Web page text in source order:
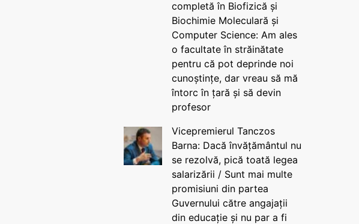
completă în Biofizică și
Biochimie Moleculară și
Computer Science: Am ales
o facultate în străinătate
pentru că pot deprinde noi
cunoștințe, dar vreau să mă
întorc în țară și să devin
profesor
Vicepremierul Tanczos
Barna: Dacă învățământul nu
se rezolvă, pică toată legea
salarizării / Sunt mai multe
promisiuni din partea
Guvernului către angajații
din educație și nu par a fi